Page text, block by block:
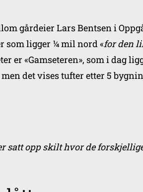
gårdeier Lars Bentsen i
som ligger ¼ mil nord «for den
er «Gamseteren», som i dag
det vises tufter etter 5
satt opp skilt hvor de